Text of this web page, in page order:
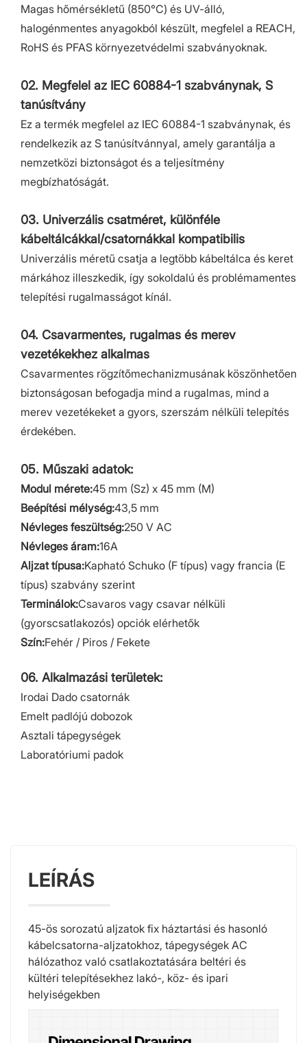
Magas hőmérsékletű (850°C) és UV-álló,
halogénmentes anyagokból készült, megfelel a REACH,
RoHS és PFAS környezetvédelmi szabványoknak.
02. Megfelel az IEC 60884-1 szabványnak, S
tanúsítvány
Ez a termék megfelel az IEC 60884-1 szabványnak, és
rendelkezik az S tanúsítvánnyal, amely garantálja a
nemzetközi biztonságot és a teljesítmény
megbízhatóságát.
03. Univerzális csatméret, különféle
kábeltálcákkal/csatornákkal kompatibilis
Univerzális méretű csatja a legtöbb kábeltálca és keret
márkához illeszkedik, így sokoldalú és problémamentes
telepítési rugalmasságot kínál.
04. Csavarmentes, rugalmas és merev
vezetékekhez alkalmas
Csavarmentes rögzítőmechanizmusának köszönhetően
biztonságosan befogadja mind a rugalmas, mind a
merev vezetékeket a gyors, szerszám nélküli telepítés
érdekében.
05. Műszaki adatok:
Modul mérete:45 mm (Sz) x 45 mm (M)
Beépítési mélység:43,5 mm
Névleges feszültség:250 V AC
Névleges áram:16A
Aljzat típusa:Kapható Schuko (F típus) vagy francia (E
típus) szabvány szerint
Terminálok:Csavaros vagy csavar nélküli
(gyorscsatlakozós) opciók elérhetők
Szín:Fehér / Piros / Fekete
06. Alkalmazási területek:
Irodai Dado csatornák
Emelt padlójú dobozok
Asztali tápegységek
Laboratóriumi padok
LEÍRÁS
45-ös sorozatú aljzatok fix háztartási és hasonló
kábelcsatorna-aljzatokhoz, tápegységek AC
hálózathoz való csatlakoztatására beltéri és
kültéri telepítésekhez lakó-, köz- és ipari
helyiségekben